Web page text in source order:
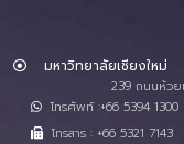
มหาวิทยาลัยเชียงใหม่
239 ถนนห้วย
โทรศัพท์ :+66 5394 1300
โทรสาร : +66 5321 7143